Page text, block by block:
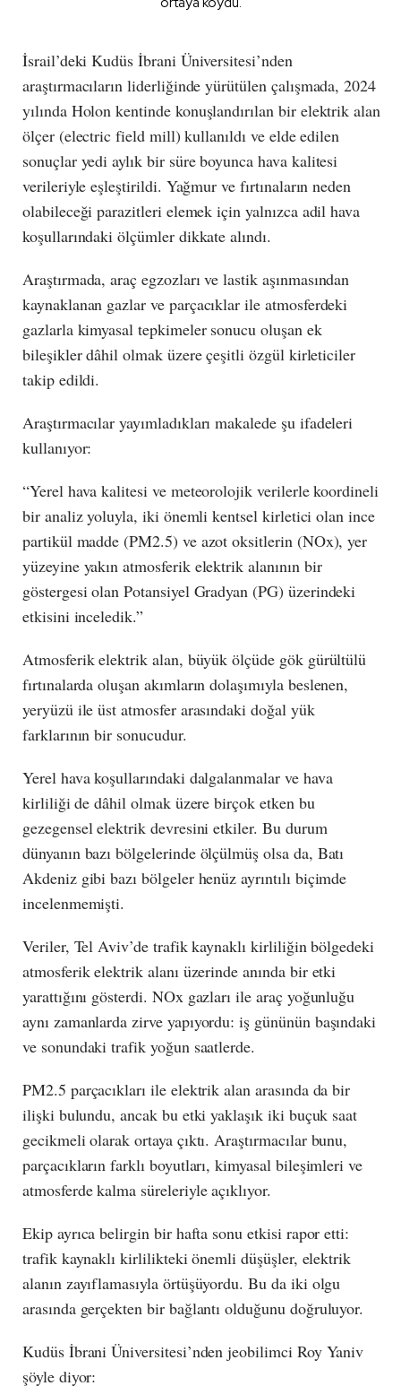
İsrail’deki Kudüs İbrani Üniversitesi’nden
araştırmacıların liderliğinde yürütülen çalışmada, 2024
yılında Holon kentinde konuşlandırılan bir elektrik alan
ölçer (electric field mill) kullanıldı ve elde edilen
sonuçlar yedi aylık bir süre boyunca hava kalitesi
verileriyle eşleştirildi. Yağmur ve fırtınaların neden
olabileceği parazitleri elemek için yalnızca adil hava
koşullarındaki ölçümler dikkate alındı.
Araştırmada, araç egzozları ve lastik aşınmasından
kaynaklanan gazlar ve parçacıklar ile atmosferdeki
gazlarla kimyasal tepkimeler sonucu oluşan ek
bileşikler dâhil olmak üzere çeşitli özgül kirleticiler
takip edildi.
Araştırmacılar yayımladıkları makalede şu ifadeleri
kullanıyor:
“Yerel hava kalitesi ve meteorolojik verilerle koordineli
bir analiz yoluyla, iki önemli kentsel kirletici olan ince
partikül madde (PM2.5) ve azot oksitlerin (NOx), yer
yüzeyine yakın atmosferik elektrik alanının bir
göstergesi olan Potansiyel Gradyan (PG) üzerindeki
etkisini inceledik.”
Atmosferik elektrik alan, büyük ölçüde gök gürültülü
fırtınalarda oluşan akımların dolaşımıyla beslenen,
yeryüzü ile üst atmosfer arasındaki doğal yük
farklarının bir sonucudur.
Yerel hava koşullarındaki dalgalanmalar ve hava
kirliliği de dâhil olmak üzere birçok etken bu
gezegensel elektrik devresini etkiler. Bu durum
dünyanın bazı bölgelerinde ölçülmüş olsa da, Batı
Akdeniz gibi bazı bölgeler henüz ayrıntılı biçimde
incelenmemişti.
Veriler, Tel Aviv’de trafik kaynaklı kirliliğin bölgedeki
atmosferik elektrik alanı üzerinde anında bir etki
yarattığını gösterdi. NOx gazları ile araç yoğunluğu
aynı zamanlarda zirve yapıyordu: iş gününün başındaki
ve sonundaki trafik yoğun saatlerde.
PM2.5 parçacıkları ile elektrik alan arasında da bir
ilişki bulundu, ancak bu etki yaklaşık iki buçuk saat
gecikmeli olarak ortaya çıktı. Araştırmacılar bunu,
parçacıkların farklı boyutları, kimyasal bileşimleri ve
atmosferde kalma süreleriyle açıklıyor.
Ekip ayrıca belirgin bir hafta sonu etkisi rapor etti:
trafik kaynaklı kirlilikteki önemli düşüşler, elektrik
alanın zayıflamasıyla örtüşüyordu. Bu da iki olgu
arasında gerçekten bir bağlantı olduğunu doğruluyor.
Kudüs İbrani Üniversitesi’nden jeobilimci Roy Yaniv
şöyle diyor: